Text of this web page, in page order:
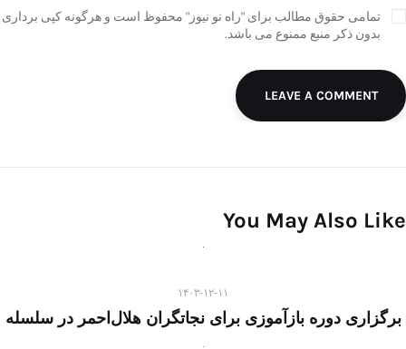
تمامی حقوق مطالب برای "راه نو نیوز" محفوظ است و هرگونه کپی برداری
بدون ذکر منبع ممنوع می باشد.
LEAVE A COMMENT
You May Also Like
۱۴۰۳-۱۲-۱۱
برگزاری دوره بازآموزی برای نجاتگران هلال‌احمر در سلسله